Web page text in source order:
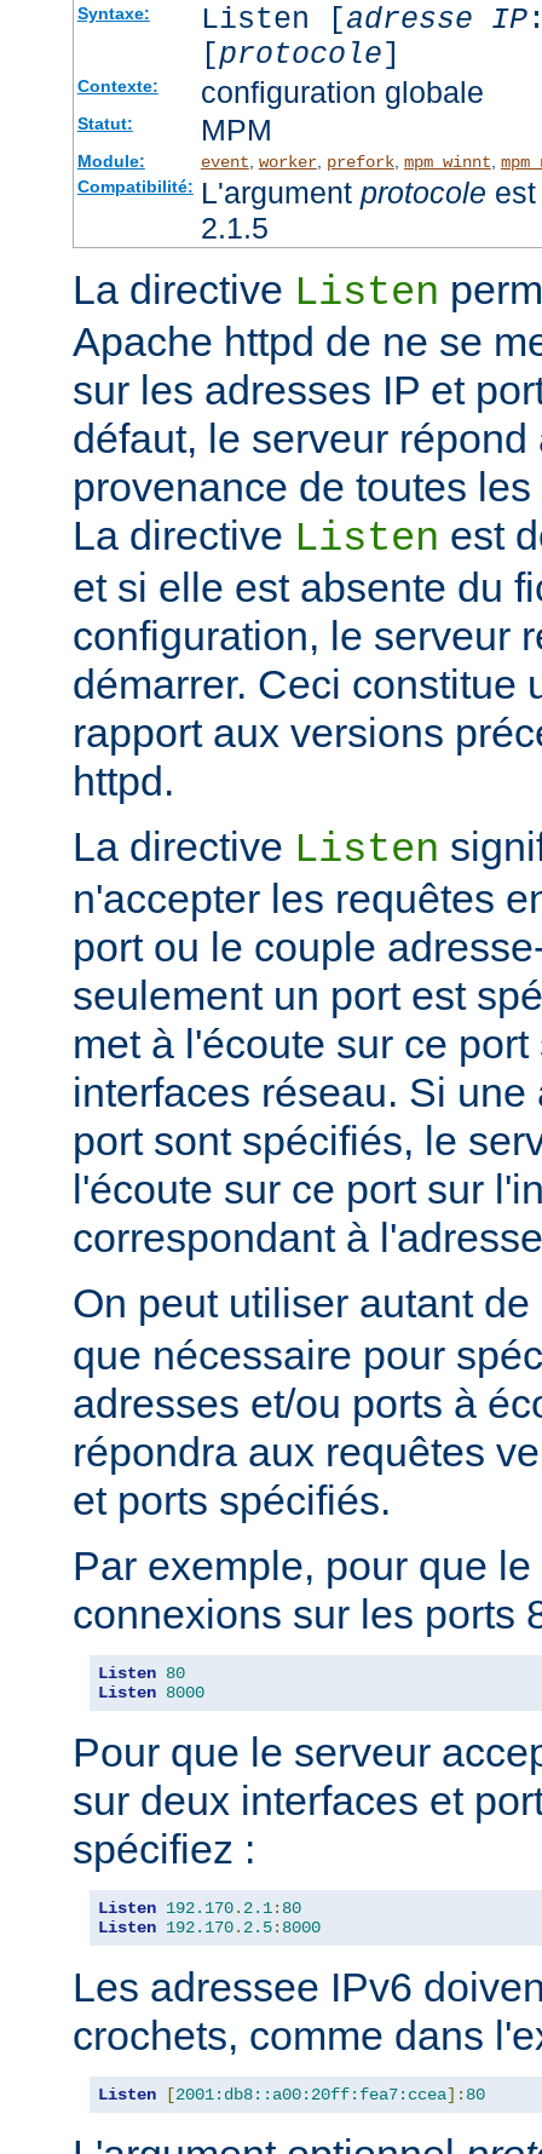
Syntaxe: Listen [adresse IP
[protocole]
Contexte: configuration globale
Statut: MPM
Module: event worker, prefork, mpm_winnt
Compatibilité: L'argument protocole
2.1.5
La directive Listen
Apache httpd de ne se
sur les adresses IP et
défaut, le serveur
provenance de toutes
La directive Listen est
et si elle est absente du
configuration, le serveur
démarrer. Ceci constitue
rapport aux versions
httpd.
La directive Listen
n'accepter les requêtes
port ou le couple
seulement un port est
met à l'écoute sur ce
interfaces réseau. Si une
port sont spécifiés, le
l'écoute sur ce port sur
correspondant à
On peut utiliser autant
que nécessaire pour
adresses et/ou ports à
répondra aux requêtes
et ports spécifiés.
Par exemple, pour que
connexions sur les ports
Listen 80
Listen 8000
Pour que le serveur
sur deux interfaces et
spécifiez :
Listen 192.170. 2.1: 80
Listen 192.170. 2.5: 8000
Les adressee IPv6
crochets, comme dans
Listen [2001:db8::a00:20ff:fea7:ccea]: 80